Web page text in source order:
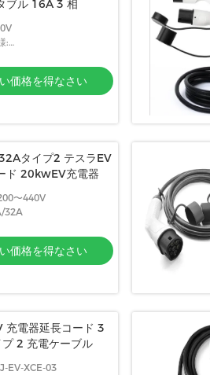
ブル 16A 3 相
:
価格を得なさい
タイプ2 テスラEV
ド 20kwEV充電器
〜440V
32A
価格を得なさい
電器延長コード 3
2 充電ケーブル
EV-XCE-03